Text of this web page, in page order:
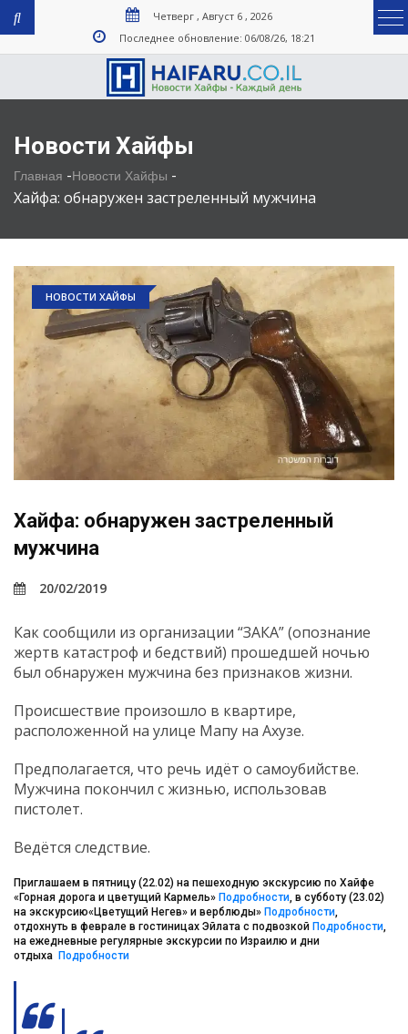
Четверг , Август 6 , 2026
Последнее обновление: 06/08/26, 18:21
Новости Хайфы
Главная -Новости Хайфы -
Хайфа: обнаружен застреленный мужчина
НОВОСТИ ХАЙФЫ
Хайфа: обнаружен застреленный
мужчина
20/02/2019
Как сообщили из организации “ЗАКА” (опознание
жертв катастроф и бедствий) прошедшей ночью
был обнаружен мужчина без признаков жизни.
Происшествие произошло в квартире,
расположенной на улице Мапу на Ахузе.
Предполагается, что речь идёт о самоубийстве.
Мужчина покончил с жизнью, использовав
пистолет.
Ведётся следствие.
Приглашаем в пятницу (22.02) на пешеходную экскурсию по Хайфе
«Горная дорога и цветущий Кармель» Подробности, в субботу (23.02)
на экскурсию«Цветущий Негев» и верблюды» Подробности,
отдохнуть в феврале в гостиницах Эйлата с подвозкой Подробности,
на ежедневные регулярные экскурсии по Израилю и дни
отдыха Подробности